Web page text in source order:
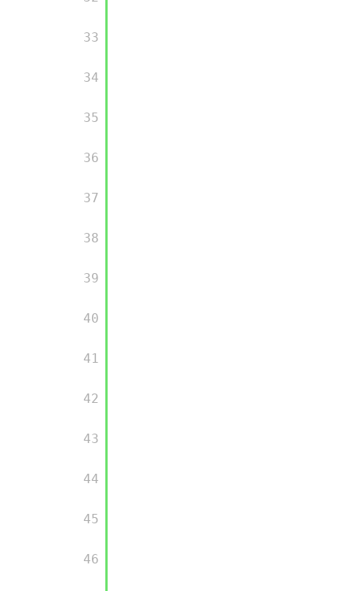
       33
       34
       35
       36
       37
       38
       39
       40
       41
       42
       43
       44
       45
       46